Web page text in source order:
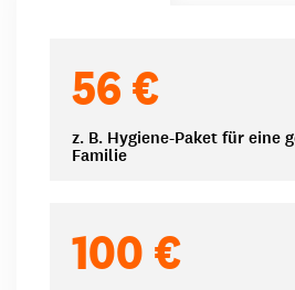
56 €
z. B. Hygiene-Paket für eine
Familie
100 €